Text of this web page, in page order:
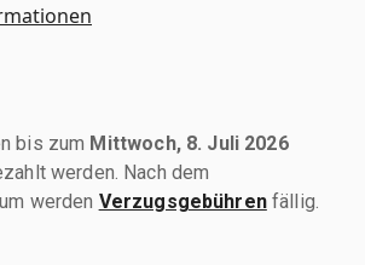
bis zum Mittwoch, 8. Juli 2026
werden. Nach dem
werden Verzugsgebührenfällig.